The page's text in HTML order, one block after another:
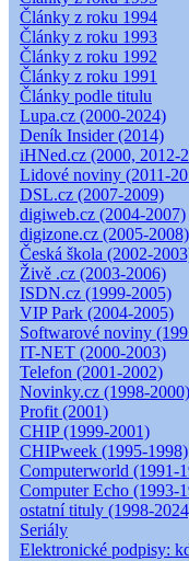
Články z roku 1994
Články z roku 1993
Články z roku 1992
Články z roku 1991
Články podle titulu
Lupa.cz (2000-2024)
Deník Insider (2014)
iHNed.cz (2000, 2012-
Lidové noviny (2011-
DSL.cz (2007-2009)
digiweb.cz (2004-2007)
digizone.cz (2005-2008)
Česká škola (2002-
Živě .cz (2003-2006)
ISDN.cz (1999-2005)
VIP Park (2004-2005)
Softwarové noviny
IT-NET (2000-2003)
Telefon (2001-2002)
Novinky.cz (1998-2000)
Profit (2001)
CHIP (1999-2001)
CHIPweek (1995-1998)
Computerworld (1991-
Computer Echo (1993-
ostatní tituly (1998-
Seriály
Elektronické podpisy: